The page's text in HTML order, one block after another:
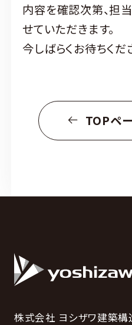
内容を確認次第、担
せていただきます。
今しばらくお待ちくだ
TOPペ
株式会社 ヨシザワ建築構